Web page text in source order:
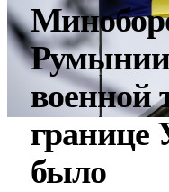
военной
границе
было